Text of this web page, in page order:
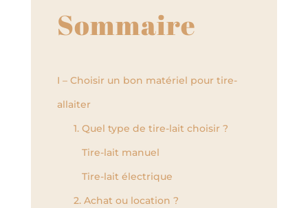
Sommaire
I – Choisir un bon matériel pour tire-
allaiter
1. Quel type de tire-lait choisir ?
Tire-lait manuel
Tire-lait électrique
2. Achat ou location ?